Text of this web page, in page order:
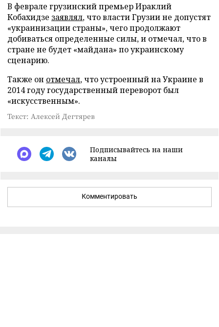
В феврале грузинский премьер Ираклий
Кобахидзе заявлял, что власти Грузии не допустят
«украинизации страны», чего продолжают
добиваться определенные силы, и отмечал, что в
стране не будет «майдана» по украинскому
сценарию.
Также он отмечал, что устроенный на Украине в
2014 году государственный переворот был
«искусственным».
Текст: Алексей Дегтярев
Подписывайтесь на наши
каналы
Комментировать